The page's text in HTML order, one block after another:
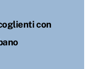
con